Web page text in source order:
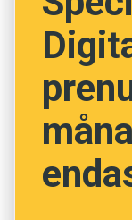
stället kan
koppen.”